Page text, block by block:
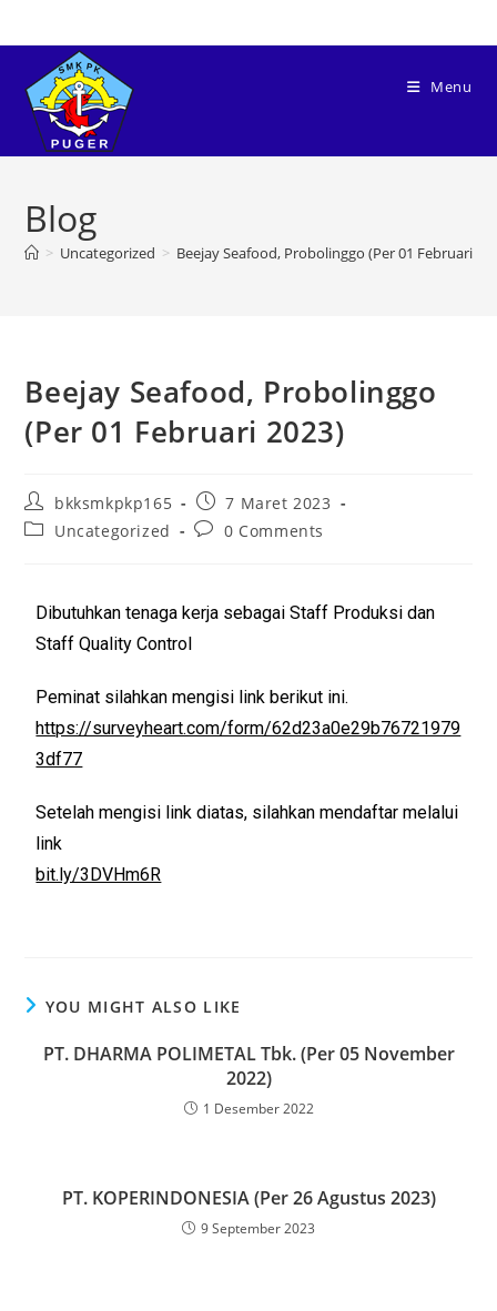
Menu
Blog
> Uncategorized > Beejay Seafood, Probolinggo (Per 01 Februari
Beejay Seafood, Probolinggo
(Per 01 Februari 2023)
bkksmkpkp165
7 Maret 2023
Uncategorized
0 Comments
Dibutuhkan tenaga kerja sebagai Staff Produksi dan
Staff Quality Control
Peminat silahkan mengisi link berikut ini.
https://surveyheart.com/form/62d23a0e29b76721979
3df77
Setelah mengisi link diatas, silahkan mendaftar melalui
link
bit.ly/3DVHm6R
YOU MIGHT ALSO LIKE
PT. DHARMA POLIMETAL Tbk. (Per 05 November
2022)
1 Desember 2022
PT. KOPERINDONESIA (Per 26 Agustus 2023)
9 September 2023